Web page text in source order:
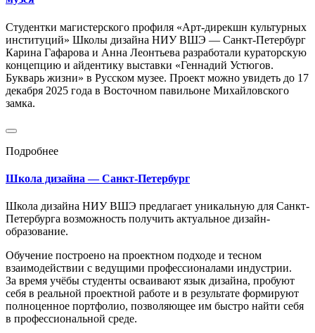
Студентки магистерского профиля «Арт-дирекшн культурных
институций» Школы дизайна НИУ ВШЭ — Санкт-Петербург
Карина Гафарова и Анна Леонтьева разработали кураторскую
концепцию и айдентику выставки «Геннадий Устюгов.
Букварь жизни» в Русском музее. Проект можно увидеть до 17
декабря 2025 года в Восточном павильоне Михайловского
замка.
Подробнее
Школа дизайна — Санкт-Петербург
Школа дизайна НИУ ВШЭ предлагает уникальную для Санкт-
Петербурга возможность получить актуальное дизайн-
образование.
Обучение построено на проектном подходе и тесном
взаимодействии с ведущими профессионалами индустрии.
За время учёбы студенты осваивают язык дизайна, пробуют
себя в реальной проектной работе и в результате формируют
полноценное портфолио, позволяющее им быстро найти себя
в профессиональной среде.